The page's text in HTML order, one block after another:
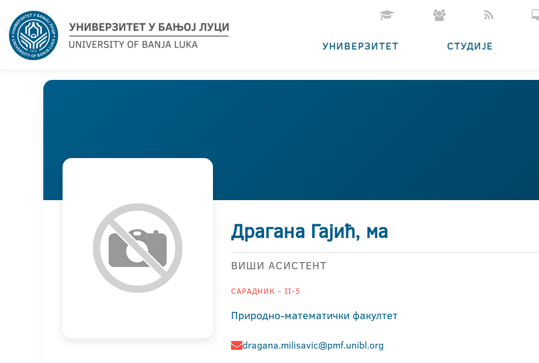
УНИВЕРЗИТЕТ СТУДИЈЕ
Драгана Гајић, ма
ВИШИ АСИСТЕНТ
САРАДНИК - II-5
Природно-математички факултет
dragana.milisavic@pmf.unibl.org